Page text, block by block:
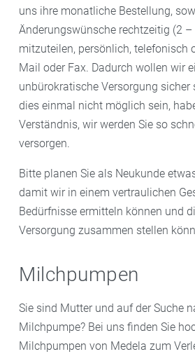
uns ihre monatliche Bestellung,
Änderungswünsche rechtzeitig (2
mitzuteilen, persönlich, telefonisch
Mail oder Fax. Dadurch wollen wir
unbürokratische Versorgung sicher
dies einmal nicht möglich sein,
Verständnis, wir werden Sie so
versorgen.
Bitte planen Sie als Neukunde
damit wir in einem vertraulichen
Bedürfnisse ermitteln können und
Versorgung zusammen stellen
Milchpumpen
Sie sind Mutter und auf der Suche
Milchpumpe? Bei uns finden Sie
Milchpumpen von Medela zum